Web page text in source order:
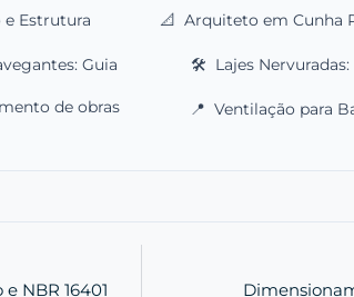
Estrutura 📐 Arquiteto em Cunha
Guia 🛠️ Lajes
de obras
📍 Ventilação para
NBR 16401